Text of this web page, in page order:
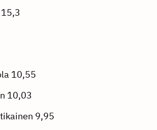
10,55
10,03
9,95